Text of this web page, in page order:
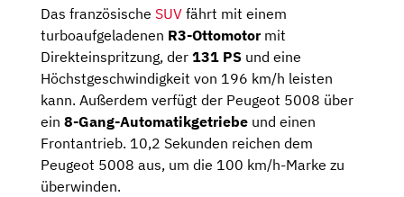
Das französische SUV fährt mit einem
turboaufgeladenen R3-Ottomotormit
Direkteinspritzung, der 131 PS und eine
Höchstgeschwindigkeit von 196 km/h leisten
kann. Außerdem verfügt der Peugeot 5008 über
ein 8-Gang-Automatikgetriebe und einen
Frontantrieb. 10,2 Sekunden reichen dem
Peugeot 5008 aus, um die 100 km/h-Marke zu
überwinden.